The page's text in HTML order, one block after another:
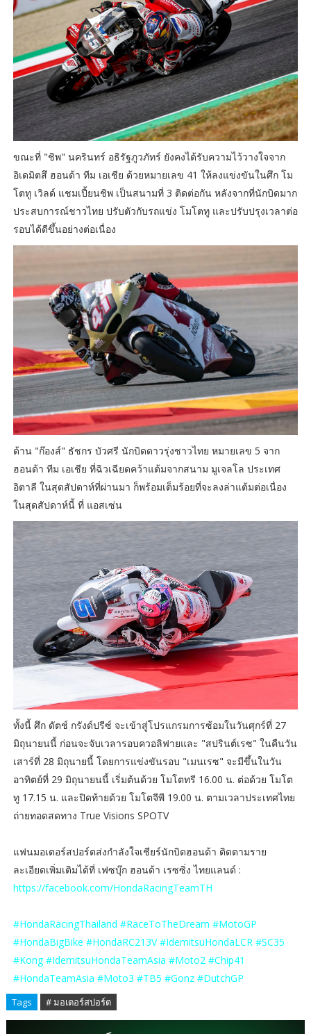
ขณะที่ "ชิพ" นครินทร์ อธิรัฐภูวภัทร์ ยังคงได้รับความไว้วางใจจาก
อิเดมิตสึ ฮอนด้า ทีม เอเชีย ด้วยหมายเลข 41 ให้ลงแข่งขันในศึก โม
โตทู เวิลด์ แชมเปี้ยนชิพ เป็นสนามที่ 3 ติดต่อกัน หลังจากที่นักบิดมาก
ประสบการณ์ชาวไทย ปรับตัวกับรถแข่ง โมโตทู และปรับปรุงเวลาต่อ
รอบได้ดีขึ้นอย่างต่อเนื่อง
ด้าน "ก๊องส์" ธัชกร บัวศรี นักบิดดาวรุ่งชาวไทย หมายเลข 5 จาก
ฮอนด้า ทีม เอเชีย ที่ฉิวเฉียดคว้าแต้มจากสนาม มูเจลโล ประเทศ
อิตาลี ในสุดสัปดาห์ที่ผ่านมา ก็พร้อมเต็มร้อยที่จะลงล่าแต้มต่อเนื่อง
ในสุดสัปดาห์นี้ ที่ แอสเซ่น
ทั้งนี้ ศึก ดัตช์ กรังด์ปรีซ์ จะเข้าสู่โปรแกรมการซ้อมในวันศุกร์ที่ 27
มิถุนายนนี้ ก่อนจะจับเวลารอบควอลิฟายและ "สปรินต์เรซ" ในคืนวัน
เสาร์ที่ 28 มิถุนายนี้ โดยการแข่งขันรอบ "เมนเรซ" จะมีขึ้นในวัน
อาทิตย์ที่ 29 มิถุนายนนี้ เริ่มต้นด้วย โมโตทรี 16.00 น. ต่อด้วย โมโต
ทู 17.15 น. และปิดท้ายด้วย โมโตจีพี 19.00 น. ตามเวลาประเทศไทย
ถ่ายทอดสดทาง True Visions SPOTV
แฟนมอเตอร์สปอร์ตส่งกำลังใจเชียร์นักบิดฮอนด้า ติดตามราย
ละเอียดเพิ่มเติมได้ที่ เฟซบุ๊ก ฮอนด้า เรซซิ่ง ไทยแลนด์ :
https://facebook.com/HondaRacingTeamTH
#HondaRacingThailand #RaceToTheDream #MotoGP
#HondaBigBike #HondaRC213V #IdemitsuHondaLCR #SC35
#Kong #IdemitsuHondaTeamAsia #Moto2 #Chip41
#HondaTeamAsia #Moto3 #TB5 #Gonz #DutchGP
Tags # มอเตอร์สปอร์ต